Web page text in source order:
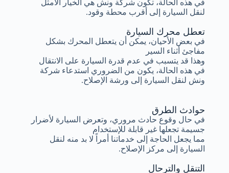
تعطل محرك السيارة
في بعض الأحيان، يمكن أن يتعطل المحرك بشكل
مفاجئ أثناء السير
وهذا قد يتسبب في عدم قدرة السيارة على الانتقال
في هذه الحالة، يكون من الضروري استدعاء شركة
ونش لنقل السيارة إلى ورشة الإصلاح.
في هذه الحالة، تكون شركة ونش هي الخيار الأمثل
لنقل السيارة إلى أقرب محطة وقود.
التنقل والترحال
حوادث الطرق
في حال وقوع حادث مروري، وتعرض السيارة لأضرار
جسيمة تجعلها غير قابلة للإستخدام
مما يجعل الحاجة إلى خدماتنا أمراً لا بد منه لنقل
السيارة إلى مركز الإصلاح.